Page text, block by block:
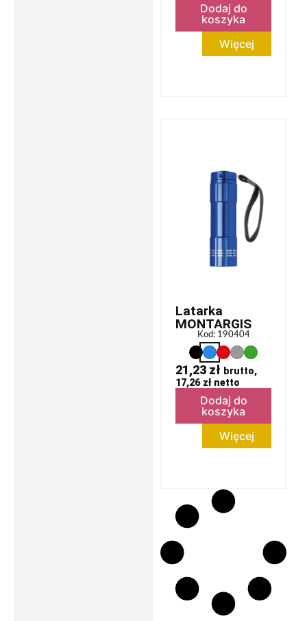
Dodaj do
koszyka
Więcej
Latarka
MONTARGIS
Kod: 190404
21,23 zł brutto,
17,26 złnetto
Dodaj do
koszyka
Więcej